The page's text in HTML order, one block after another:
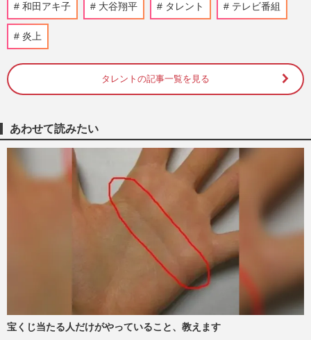
芸能人ランキング》上沼恵美子、和田アキ
和田アキ子YouTube、登録者4000人以下
の「苦戦」もスタッフへの低姿勢と“AIへ
週刊女性PRIME
TBS上田晋也MCの新番組『サンデーQ』
が「サンジャポの延長」と酷評、アッコ後
釜なのに“既視感”の正体は…
週刊女性PRIME 2026/4/6
和田アキ子、『アッコにおまかせ!』最終
回まで貫いた“昭和ノリ”と物議醸した過去
2026/3/30
和田アキ子、ジャンボたかおとの“街ブラ
和田アキ子 大谷翔平 タレント テレビ番組
炎上
タレントの記事一覧を見る
あわせて読みたい
宝くじ当たる人だけがやっていること、教えます